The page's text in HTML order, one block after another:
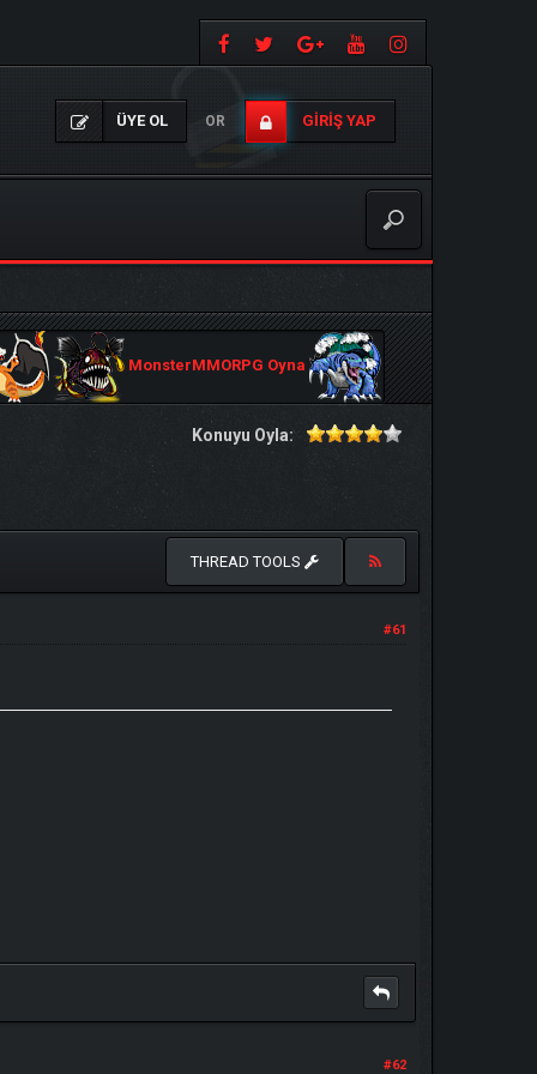
ÜYE OL OR GIRIŞ YAP
MonsterMMORPG Oyna
Konuyu Oyla:
THREAD TOOLS
#61
#62